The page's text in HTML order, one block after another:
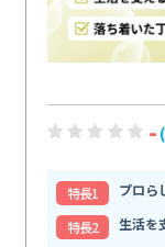
-
特⻑1
プロら
特⻑2
生活を